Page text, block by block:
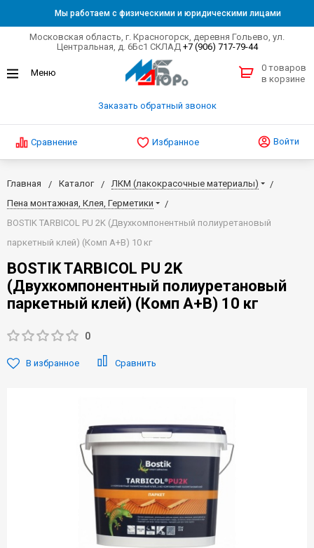
Мы работаем с физическими и юридическими лицами
Московская область, г. Красногорск, деревня Гольево, ул.
Центральная, д. 6Бс1 СКЛАД +7 (906) 717-79-44
Заказать обратный звонок
0 товаров
в корзине
Сравнение Избранное Войти
Главная Каталог
ЛКМ (лакокрасочные материалы)
Пена монтажная, Клея, Герметики
BOSTIK TARBICOL PU 2K (Двухкомпонентный полиуретановый
паркетный клей) (Комп А+В) 10 кг
BOSTIK TARBICOL PU 2K
(Двухкомпонентный полиуретановый
паркетный клей) (Комп А+В) 10 кг
0
В избранное Сравнить